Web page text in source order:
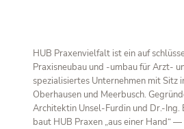
HUB Praxenvielfalt ist ein auf
Praxisneubau und -umbau für Arzt-
spezialisiertes Unternehmen mit Sitz
Oberhausen und Meerbusch.
Architektin Unsel-Furdin und Dr.-Ing.
baut HUB Praxen „aus einer Hand“